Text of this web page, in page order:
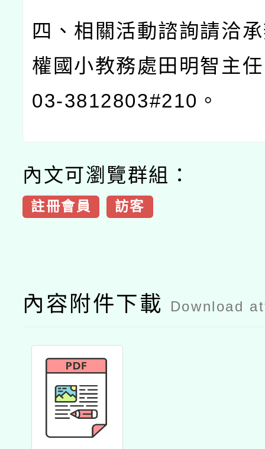
四、相關活動諮詢請洽
權國小教務處田明智主
03-3812803#210 。
內文可瀏覽群組：
註冊會員 訪客
內容附件下載 Download